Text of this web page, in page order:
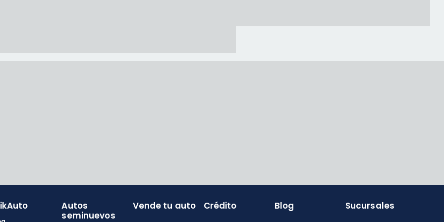
Autos
seminuevos
Vende tu auto Crédito Blog Sucursales